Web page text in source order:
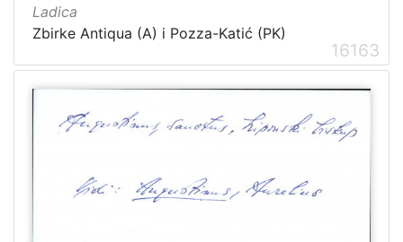
Ladica
Zbirke Antiqua (A) i Pozza-Katić (PK)
16163